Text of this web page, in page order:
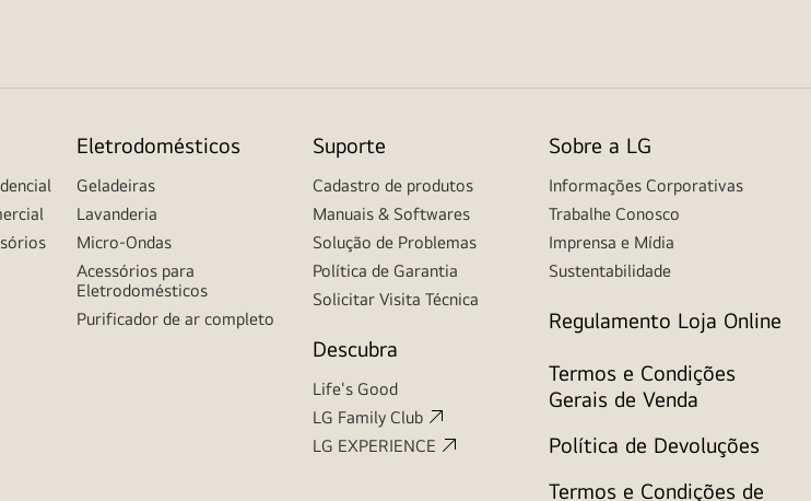
Eletrodomésticos
Geladeiras
Lavanderia
Micro-Ondas
Acessórios para
Eletrodomésticos
Purificador de ar completo
Suporte
Cadastro de produtos
Manuais & Softwares
Solução de Problemas
Política de Garantia
Solicitar Visita Técnica
Descubra
Life's Good
LG Family Club
LG EXPERIENCE
Sobre a LG
Informações Corporativas
Trabalhe Conosco
Imprensa e Mídia
Sustentabilidade
Regulamento Loja Online
Termos e Condições
Gerais de Venda
Política de Devoluções
Termos e Condições de